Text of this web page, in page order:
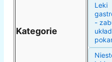
Kategorie
Leki
-